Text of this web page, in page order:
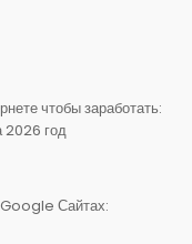
чтобы заработать:
2026 год
Google Сайтах: